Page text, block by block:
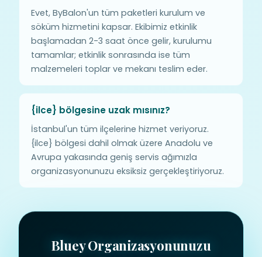
Evet, ByBalon'un tüm paketleri kurulum ve
söküm hizmetini kapsar. Ekibimiz etkinlik
başlamadan 2-3 saat önce gelir, kurulumu
tamamlar; etkinlik sonrasında ise tüm
malzemeleri toplar ve mekanı teslim eder.
{ilce} bölgesine uzak mısınız?
İstanbul'un tüm ilçelerine hizmet veriyoruz.
{ilce} bölgesi dahil olmak üzere Anadolu ve
Avrupa yakasında geniş servis ağımızla
organizasyonunuzu eksiksiz gerçekleştiriyoruz.
Bluey Organizasyonunuzu